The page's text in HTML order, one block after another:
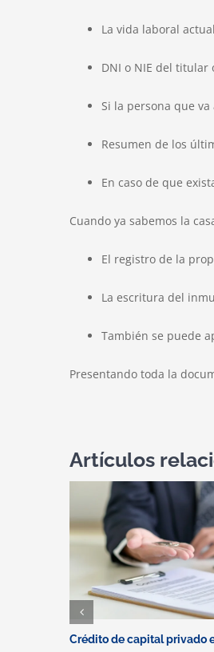
La vida laboral
DNI o NIE del
Si la persona que
Resumen de los
En caso de que
Cuando ya sabemos la
El registro de la
La escritura del
También se puede
Presentando toda la
Artículos
Crédito de capital privado